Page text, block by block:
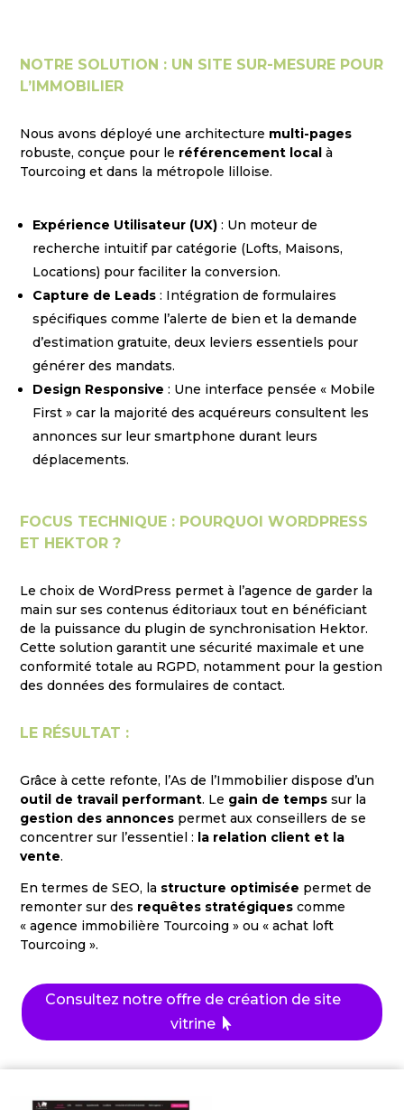
NOTRE SOLUTION : UN SITE SUR-MESURE POUR
L’IMMOBILIER
Nous avons déployé une architecture multi-pages
robuste, conçue pour le référencement local à
Tourcoing et dans la métropole lilloise.
Expérience Utilisateur (UX) : Un moteur de
recherche intuitif par catégorie (Lofts, Maisons,
Locations) pour faciliter la conversion.
Capture de Leads : Intégration de formulaires
spécifiques comme l’alerte de bien et la demande
d’estimation gratuite, deux leviers essentiels pour
générer des mandats.
Design Responsive : Une interface pensée « Mobile
First » car la majorité des acquéreurs consultent les
annonces sur leur smartphone durant leurs
déplacements.
FOCUS TECHNIQUE : POURQUOI WORDPRESS
ET HEKTOR ?
Le choix de WordPress permet à l’agence de garder la
main sur ses contenus éditoriaux tout en bénéficiant
de la puissance du plugin de synchronisation Hektor.
Cette solution garantit une sécurité maximale et une
conformité totale au RGPD, notamment pour la gestion
des données des formulaires de contact.
LE RÉSULTAT :
Grâce à cette refonte, l’As de l’Immobilier dispose d’un
outil de travail performant. Le gain de temps sur la
gestion des annonces permet aux conseillers de se
concentrer sur l’essentiel : la relation client et la
vente.
En termes de SEO, la structure optimisée permet de
remonter sur des requêtes stratégiques comme
« agence immobilière Tourcoing » ou « achat loft
Tourcoing ».
Consultez notre offre de création de site
vitrine